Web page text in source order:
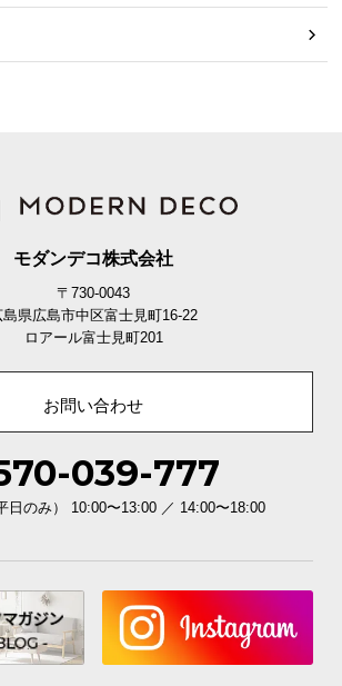
モダンデコ株式会社
〒730-0043
島県広島市中区富士見町16-22
ロアール富士見町201
お問い合わせ
039-777
日のみ） 10:00〜13:00 ／ 14:00〜18:00